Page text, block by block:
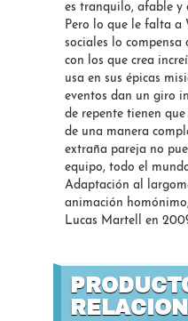
es tranquilo, afable y
Pero lo que le falta a
sociales lo
con los que crea
usa en sus épicas
eventos dan un giro
de repente tienen
de una manera
extraña pareja no
equipo, todo el
Adaptación al
animación
Lucas Martell en